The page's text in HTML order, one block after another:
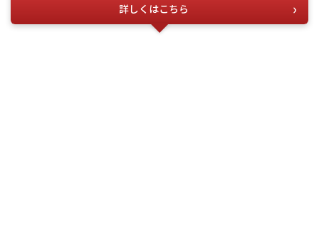
詳しくはこちら